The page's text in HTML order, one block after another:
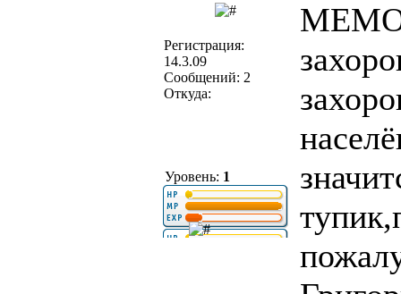
Регистрация:
14.3.09
Сообщений: 2
Откуда:
Уровень: 1